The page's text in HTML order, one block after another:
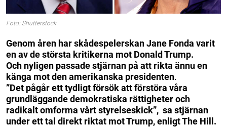
Foto: Shutterstock
Genom åren har skådespelerskan Jane Fonda varit
en av de största kritikerna mot Donald Trump.
Och nyligen passade stjärnan på att rikta ännu en
känga mot den amerikanska presidenten.
”Det pågår ett tydligt försök att förstöra våra
grundläggande demokratiska rättigheter och
radikalt omforma vårt styrelseskick”, sa stjärnan
under ett tal direkt riktat mot Trump, enligt The Hill.